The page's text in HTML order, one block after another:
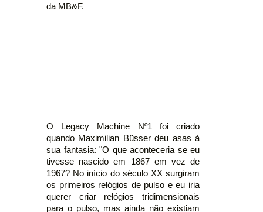
da MB&F.
O Legacy Machine Nº1 foi criado
quando Maximilian Büsser deu asas à
sua fantasia: "O que aconteceria se eu
tivesse nascido em 1867 em vez de
1967? No início do século XX surgiram
os primeiros relógios de pulso e eu iria
querer criar relógios tridimensionais
para o pulso, mas ainda não existiam